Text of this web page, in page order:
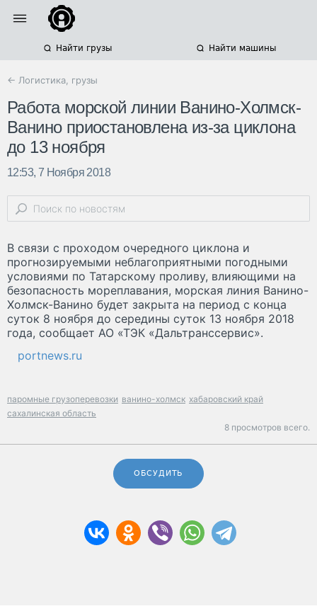
Найти грузы Найти машины
← Логистика, грузы
Работа морской линии Ванино-Холмск-
Ванино приостановлена из-за циклона
до 13 ноября
12:53, 7 Ноября 2018
В связи с проходом очередного циклона и
прогнозируемыми неблагоприятными погодными
условиями по Татарскому проливу, влияющими на
безопасность мореплавания, морская линия Ванино-
Холмск-Ванино будет закрыта на период с конца
суток 8 ноября до середины суток 13 ноября 2018
года, сообщает АО «ТЭК «Дальтранссервис».
portnews.ru
паромные грузоперевозки ванино-холмск хабаровский край
сахалинская область
8 просмотров всего.
ОБСУДИТЬ